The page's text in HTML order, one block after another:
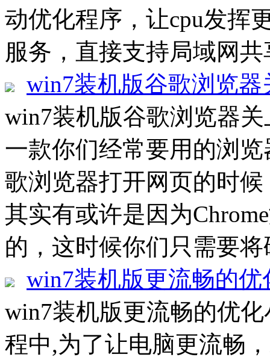
动优化程序，让cpu发挥
服务，直接支持局域网
win7装机版谷歌浏览
win7装机版谷歌浏览器
一款你们经常要用的浏
歌浏览器打开网页的时
其实有或许是因为
的，这时候你们只需要
win7装机版更流畅的优
win7装机版更流畅的优
程中,为了让电脑更流畅